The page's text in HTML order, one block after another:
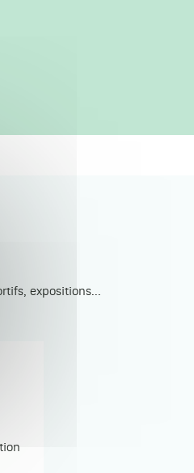
expositions...